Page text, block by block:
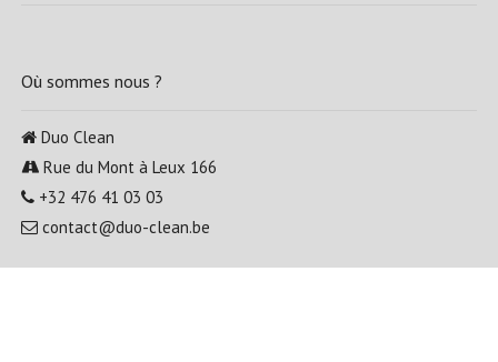
Où sommes nous ?
Duo Clean
Rue du Mont à Leux 166
+32 476 41 03 03
contact@duo-clean.be